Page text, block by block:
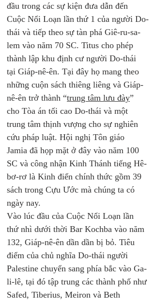
đầu trong các sự kiện đưa dẫn đến
Cuộc Nổi Loạn lần thứ 1 của người Do-
thái và tiếp theo sự tàn phá Giê-ru-sa-
lem vào năm 70 SC. Titus cho phép
thành lập khu định cư người Do-thái
tại Giáp-nê-ên. Tại đây họ mang theo
những cuộn sách thiêng liêng và Giáp-
nê-ên trở thành “trung tâm lưu đày”
cho Tòa án tối cao Do-thái và một
trung tâm thịnh vượng cho sự nghiên
cứu pháp luật. Hội nghị Tôn giáo
Jamia đã họp mặt ở đây vào năm 100
SC và công nhận Kinh Thánh tiếng Hê-
bơ-rơ là Kinh điển chính thức gồm 39
sách trong Cựu Ước mà chúng ta có
ngày nay.
Vào lúc đầu của Cuộc Nổi Loạn lần
thứ nhì dưới thời Bar Kochba vào năm
132, Giáp-nê-ên dần dần bị bỏ. Tiêu
điểm của chủ nghĩa Do-thái người
Palestine chuyển sang phía bắc vào Ga-
li-lê, tại đó tập trung các thành phố như
Safed, Tiberius, Meiron và Beth